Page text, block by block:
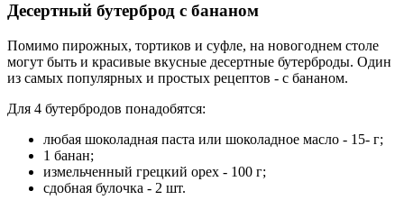
Десертный бутерброд с бананом
Помимо пирожных, тортиков и суфле, на новогоднем столе
могут быть и красивые вкусные десертные бутерброды. Один
из самых популярных и простых рецептов - с бананом.
Для 4 бутербродов понадобятся:
любая шоколадная паста или шоколадное масло - 15- г;
1 банан;
измельченный грецкий орех - 100 г;
сдобная булочка - 2 шт.